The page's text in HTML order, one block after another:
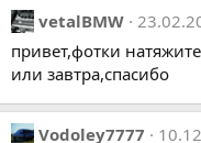
vetalBMW
привет,фотки
или завтра,спасибо
Vodoley7777